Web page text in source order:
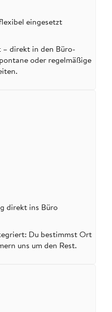
eingesetzt
direkt in den Büro-
oder regelmäßige
direkt ins Büro
Du bestimmst Ort
uns um den Rest.